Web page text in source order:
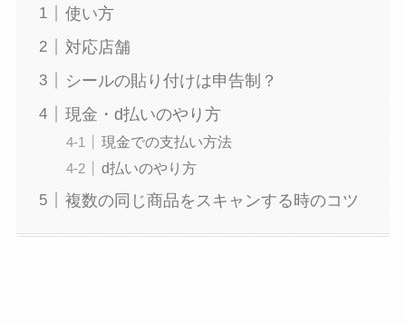
使い方
対応店舗
シールの貼り付けは申告制？
現金・d払いのやり方
現金での支払い方法
d払いのやり方
複数の同じ商品をスキャンする時のコツ